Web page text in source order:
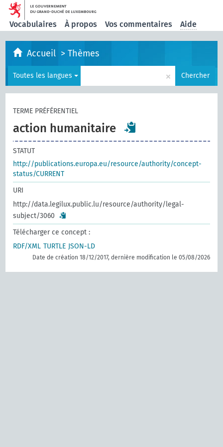
Vocabulaires À propos Vos commentaires Aide
Accueil >Thèmes
Toutes les langues × Chercher
TERME PRÉFÉRENTIEL
action humanitaire
STATUT
http://publications.europa.eu/resource/authority/concept-
status/CURRENT
URI
http://data.legilux.public.lu/resource/authority/legal-
subject/3060
Télécharger ce concept :
RDF/XML TURTLE JSON-LD
Date de création 18/12/2017, dernière modification le 05/08/2026